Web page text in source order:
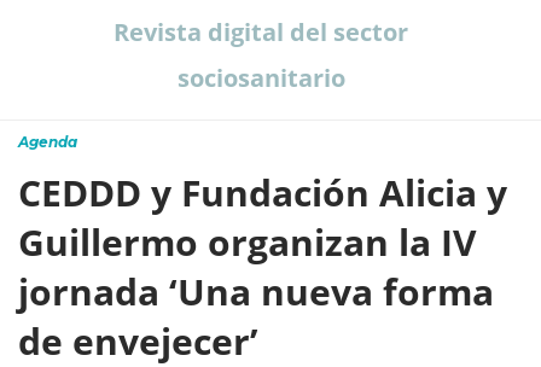
Revista digital del sector
sociosanitario
Agenda
CEDDD y Fundación Alicia y
Guillermo organizan la IV
jornada ‘Una nueva forma
de envejecer’